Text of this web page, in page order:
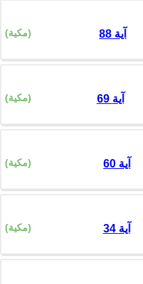
(مكية) 88 آية
(مكية) 69 آية
(مكية) 60 آية
(مكية) 34 آية